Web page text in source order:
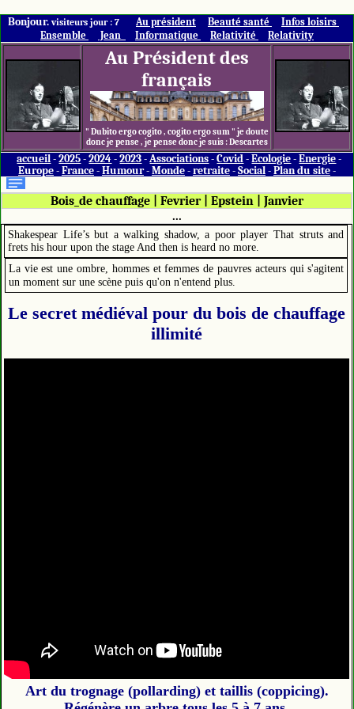
Bonjour.visiteurs jour : 7 Au président Beauté santé
Infos loisirs
Ensemble
Jean Informatique Relativité Relativity
Au Président des
français
" Dubito ergo cogito , cogito ergo sum " je doute
donc je pense , je pense donc je suis : Descartes
accueil -2025 -2024 -2023 -Associations -Covid -Ecologie -Energie -
Europe- France- Humour- Monde- retraite- Social- Plan du site-
Bois_de chauffage| Fevrier| Epstein| Janvier
...
Shakespear Life’s but a walking shadow, a poor player That struts and
frets his hour upon the stage And then is heard no more.
La vie est une ombre, hommes et femmes de pauvres acteurs qui s'agitent
un moment sur une scène puis qu'on n'entend plus.
Le secret médiéval pour du bois de chauffage
illimité
Art du trognage (pollarding) et taillis (coppicing).